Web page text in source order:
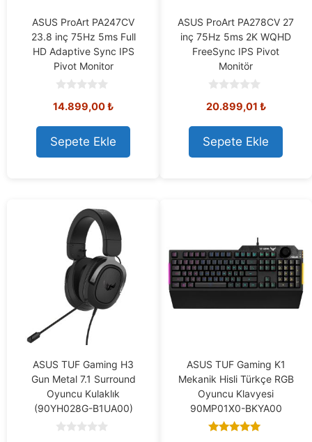
ASUS ProArt PA247CV
23.8 inç 75Hz 5ms Full
HD Adaptive Sync IPS
Pivot Monitor
o
t
o
f
5
14.899,00₺
Sepete Ekle
ASUS ProArt PA278CV 27
inç 75Hz 5ms 2K WQHD
FreeSync IPS Pivot
Monitör
o
t
o
f
5
20.899,01 ₺
Sepete Ekle
ASUS TUF Gaming H3
Gun Metal 7.1 Surround
Oyuncu Kulaklık
(90YH028G-B1UA00)
ASUS TUF Gaming K1
Mekanik Hisli Türkçe RGB
Oyuncu Klavyesi
90MP01X0-BKYA00